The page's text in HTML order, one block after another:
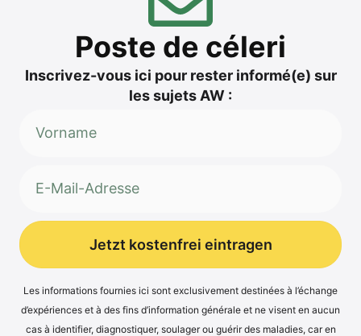
Pos­te de céleri
Inscri­vez-vous ici pour res­ter informé(e) sur
les sujets AW :
Jetzt kostenfrei eintragen
Les infor­ma­ti­ons four­nies ici sont exclu­si­ve­ment desti­nées à l’é­ch­an­ge
d’expé­ri­en­ces et à des fins d’in­for­ma­ti­on géné­ra­le et ne visent en aucun
cas à iden­ti­fier, dia­gnos­ti­quer, sou­la­ger ou guérir des mala­dies, car en